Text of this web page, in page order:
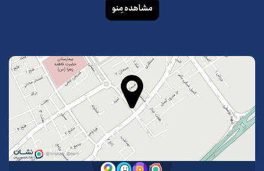
مشاهده مِنو